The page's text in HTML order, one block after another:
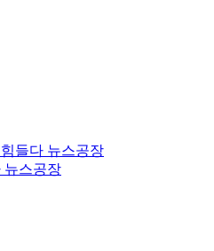
들다 뉴스공장
뉴스공장